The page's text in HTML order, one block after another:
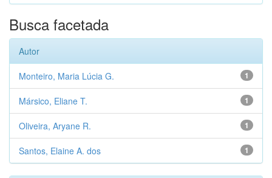
Busca facetada
Autor
1
Monteiro, Maria Lúcia G.
1
Mársico, Eliane T.
1
Oliveira, Aryane R.
1
Santos, Elaine A. dos